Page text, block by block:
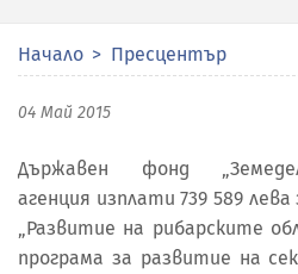
Начало Пресцентър
04 Май 2015
Държавен фонд
агенция изплати 739 589
„Развитие на рибарските
програма за развитие на